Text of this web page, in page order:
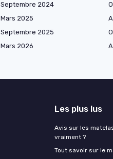
Septembre 2024
Mars 2025
Septembre 2025
Mars 2026
Les plus lus
Avis sur les
vraiment ?
Tout savoir sur le